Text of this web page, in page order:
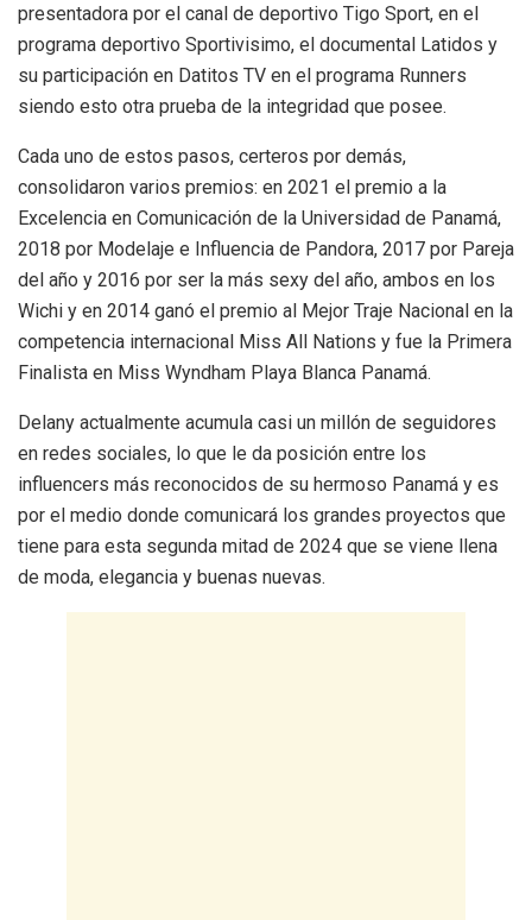
presentadora por el canal de deportivo Tigo Sport, en el
programa deportivo Sportivisimo, el documental Latidos y
su participación en Datitos TV en el programa Runners
siendo esto otra prueba de la integridad que posee.
Cada uno de estos pasos, certeros por demás,
consolidaron varios premios: en 2021 el premio a la
Excelencia en Comunicación de la Universidad de Panamá,
2018 por Modelaje e Influencia de Pandora, 2017 por Pareja
del año y 2016 por ser la más sexy del año, ambos en los
Wichi y en 2014 ganó el premio al Mejor Traje Nacional en la
competencia internacional Miss All Nations y fue la Primera
Finalista en Miss Wyndham Playa Blanca Panamá.
Delany actualmente acumula casi un millón de seguidores
en redes sociales, lo que le da posición entre los
influencers más reconocidos de su hermoso Panamá y es
por el medio donde comunicará los grandes proyectos que
tiene para esta segunda mitad de 2024 que se viene llena
de moda, elegancia y buenas nuevas.